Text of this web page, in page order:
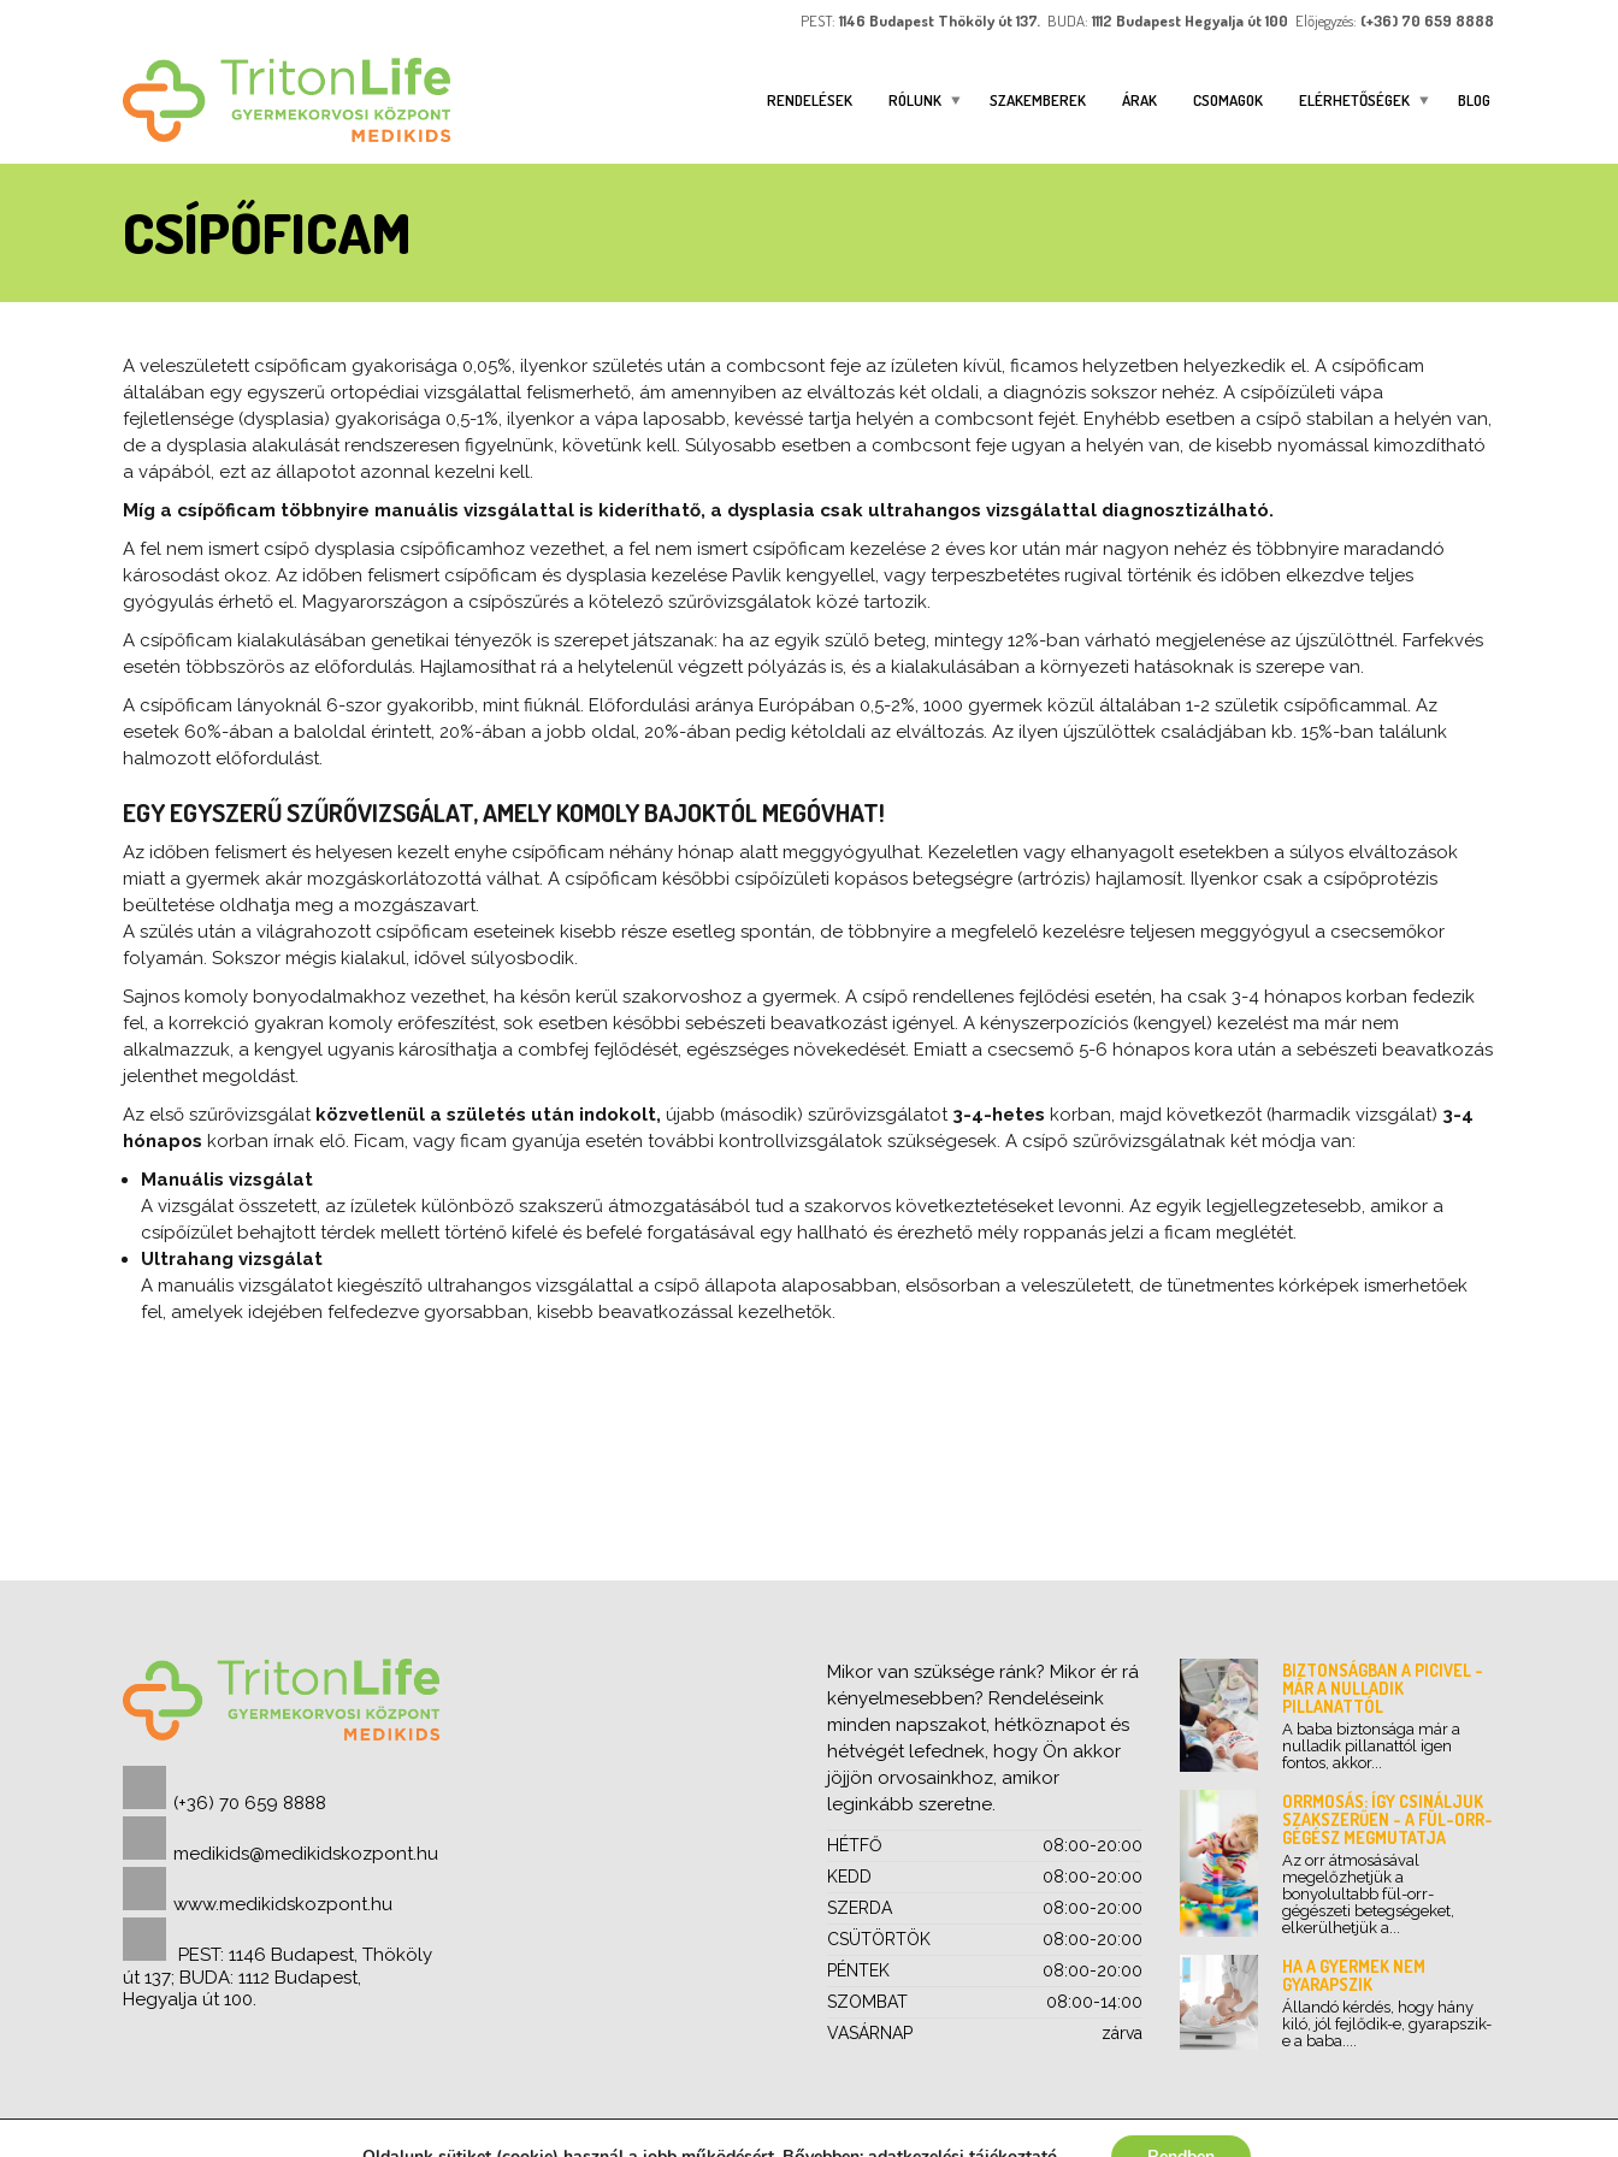
PEST:1146 Budapest Thököly út 137. BUDA:1112 Budapest Hegyalja út 100 Előjegyzés: (+36) 70 659 8888
RENDELÉSEK RÓLUNK SZAKEMBEREK ÁRAK CSOMAGOK ELÉRHETŐSÉGEK BLOG
CSÍPŐFICAM
A veleszületett csípőficam gyakorisága 0,05%, ilyenkor születés után a combcsont feje az ízületen kívül, ficamos helyzetben helyezkedik el. A csípőficam
általában egy egyszerű ortopédiai vizsgálattal felismerhető, ám amennyiben az elváltozás két oldali, a diagnózis sokszor nehéz. A csípőízületi vápa
fejletlensége (dysplasia) gyakorisága 0,5-1%, ilyenkor a vápa laposabb, kevéssé tartja helyén a combcsont fejét. Enyhébb esetben a csípő stabilan a helyén van,
de a dysplasia alakulását rendszeresen figyelnünk, követünk kell. Súlyosabb esetben a combcsont feje ugyan a helyén van, de kisebb nyomással kimozdítható
a vápából, ezt az állapotot azonnal kezelni kell.
Míg a csípőficam többnyire manuális vizsgálattal is kideríthatő, a dysplasia csak ultrahangos vizsgálattal diagnosztizálható.
A fel nem ismert csípő dysplasia csípőficamhoz vezethet, a fel nem ismert csípőficam kezelése 2 éves kor után már nagyon nehéz és többnyire maradandó
károsodást okoz. Az időben felismert csípőficam és dysplasia kezelése Pavlik kengyellel, vagy terpeszbetétes rugival történik és időben elkezdve teljes
gyógyulás érhető el. Magyarországon a csípőszűrés a kötelező szűrővizsgálatok közé tartozik.
A csípőficam kialakulásában genetikai tényezők is szerepet játszanak: ha az egyik szülő beteg, mintegy 12%-ban várható megjelenése az újszülöttnél. Farfekvés
esetén többszörös az előfordulás. Hajlamosíthat rá a helytelenül végzett pólyázás is, és a kialakulásában a környezeti hatásoknak is szerepe van.
A csípőficam lányoknál 6-szor gyakoribb, mint fiúknál. Előfordulási aránya Európában 0,5-2%, 1000 gyermek közül általában 1-2 születik csípőficammal. Az
esetek 60%-ában a baloldal érintett, 20%-ában a jobb oldal, 20%-ában pedig kétoldali az elváltozás. Az ilyen újszülöttek családjában kb. 15%-ban találunk
halmozott előfordulást.
EGY EGYSZERŰ SZŰRŐVIZSGÁLAT, AMELY KOMOLY BAJOKTÓL MEGÓVHAT!
Az időben felismert és helyesen kezelt enyhe csípőficam néhány hónap alatt meggyógyulhat. Kezeletlen vagy elhanyagolt esetekben a súlyos elváltozások
miatt a gyermek akár mozgáskorlátozottá válhat. A csípőficam későbbi csípőízületi kopásos betegségre (artrózis) hajlamosít. Ilyenkor csak a csípőprotézis
beültetése oldhatja meg a mozgászavart.
A szülés után a világrahozott csípőficam eseteinek kisebb része esetleg spontán, de többnyire a megfelelő kezelésre teljesen meggyógyul a csecsemőkor
folyamán. Sokszor mégis kialakul, idővel súlyosbodik.
Sajnos komoly bonyodalmakhoz vezethet, ha későn kerül szakorvoshoz a gyermek. A csípő rendellenes fejlődési esetén, ha csak 3-4 hónapos korban fedezik
fel, a korrekció gyakran komoly erőfeszítést, sok esetben későbbi sebészeti beavatkozást igényel. A kényszerpozíciós (kengyel) kezelést ma már nem
alkalmazzuk, a kengyel ugyanis károsíthatja a combfej fejlődését, egészséges növekedését. Emiatt a csecsemő 5-6 hónapos kora után a sebészeti beavatkozás
jelenthet megoldást.
Az első szűrővizsgálatközvetlenül a születés után indokolt, újabb (második) szűrővizsgálatot 3-4-hetes korban, majd következőt (harmadik vizsgálat) 3-4
hónapos korban írnak elő. Ficam, vagy ficam gyanúja esetén további kontrollvizsgálatok szükségesek. A csípő szűrővizsgálatnak két módja van:
Manuális vizsgálat
A vizsgálat összetett, az ízületek különböző szakszerű átmozgatásából tud a szakorvos következtetéseket levonni. Az egyik legjellegzetesebb, amikor a
csípőízület behajtott térdek mellett történő kifelé és befelé forgatásával egy hallható és érezhető mély roppanás jelzi a ficam meglétét.
Ultrahang vizsgálat
A manuális vizsgálatot kiegészítő ultrahangos vizsgálattal a csípő állapota alaposabban, elsősorban a veleszületett, de tünetmentes kórképek ismerhetőek
fel, amelyek idejében felfedezve gyorsabban, kisebb beavatkozással kezelhetők.
(+36) 70 659 8888
medikids@medikidskozpont.hu
www.medikidskozpont.hu
PEST: 1146 Budapest, Thököly
út 137; BUDA: 1112 Budapest,
Hegyalja út 100.
Mikor van szüksége ránk? Mikor ér rá
kényelmesebben? Rendeléseink
minden napszakot, hétköznapot és
hétvégét lefednek, hogy Ön akkor
jöjjön orvosainkhoz, amikor
leginkább szeretne.
HÉTFŐ
08:00-20:00
KEDD
08:00-20:00
SZERDA
08:00-20:00
CSÜTÖRTÖK
08:00-20:00
PÉNTEK
08:00-20:00
SZOMBAT
08:00-14:00
VASÁRNAP
zárva
BIZTONSÁGBAN A PICIVEL -
MÁR A NULLADIK
PILLANATTÓL
A baba biztonsága már a
nulladik pillanattól igen
fontos, akkor...
ORRMOSÁS: ÍGY CSINÁLJUK
SZAKSZERŰEN - A FÜL-ORR-
GÉGÉSZ MEGMUTATJA
Az orr átmosásával
megelőzhetjük a
bonyolultabb fül-orr-
gégészeti betegségeket,
elkerülhetjük a...
HA A GYERMEK NEM
GYARAPSZIK
Állandó kérdés, hogy hány
kiló, jól fejlődik-e, gyarapszik-
e a baba....